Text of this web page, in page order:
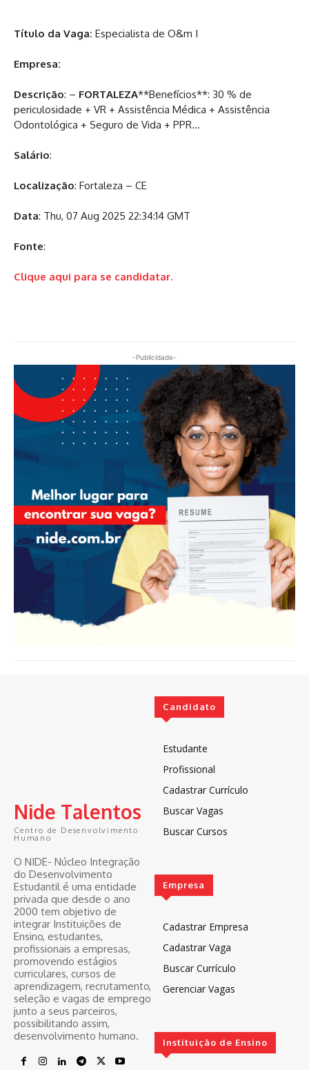
Título da Vaga: Especialista de O&m I
Empresa:
Descrição: – FORTALEZA**Benefícios**: 30 % de
periculosidade + VR + Assistência Médica + Assistência
Odontológica + Seguro de Vida + PPR…
Salário:
Localização: Fortaleza – CE
Data: Thu, 07 Aug 2025 22:34:14 GMT
Fonte:
Clique aqui para se candidatar.
-Publicidade-
Nide Talentos
Centro de Desenvolvimento
Humano
O NIDE- Núcleo Integração
do Desenvolvimento
Estudantil é uma entidade
privada que desde o ano
2000 tem objetivo de
integrar Instituições de
Ensino, estudantes,
profissionais a empresas,
promovendo estágios
curriculares, cursos de
aprendizagem, recrutamento,
seleção e vagas de emprego
junto a seus parceiros,
possibilitando assim,
desenvolvimento humano.
Candidato
Estudante
Profissional
Cadastrar Currículo
Buscar Vagas
Buscar Cursos
Empresa
Cadastrar Empresa
Cadastrar Vaga
Buscar Currículo
Gerenciar Vagas
Instituição de Ensino